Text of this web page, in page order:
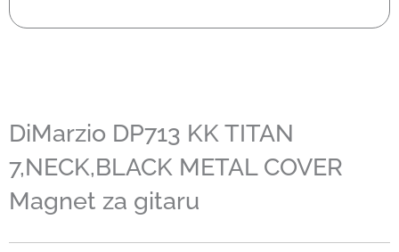
DiMarzio DP713 KK TITAN
7,NECK,BLACK METAL COVER
Magnet za gitaru